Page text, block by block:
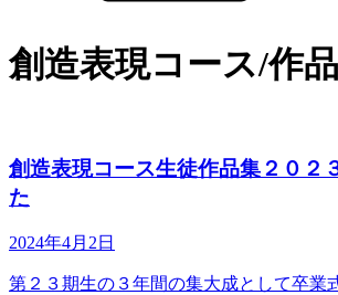
創造表現コース/作
創造表現コース生徒作品集２０２
た
2024年4月2日
第２３期生の３年間の集大成として卒業